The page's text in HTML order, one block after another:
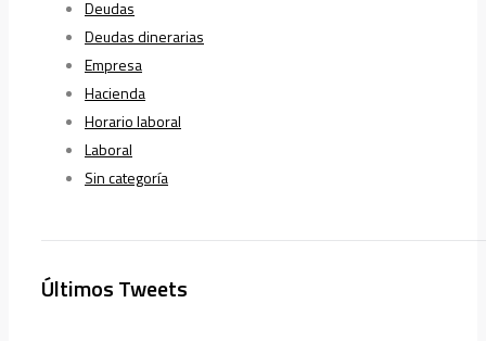
Deudas
Deudas dinerarias
Empresa
Hacienda
Horario laboral
Laboral
Sin categoría
Últimos Tweets